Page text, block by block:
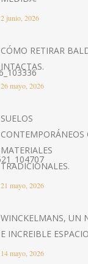
2 junio, 2026
CÓMO RETIRAR
INTACTAS.
26 mayo, 2026
SUELOS
CONTEMPORÁNEOS
MATERIALES
TRADICIONALES.
21 mayo, 2026
WINCKELMANS, UN
E INCREIBLE
14 mayo, 2026